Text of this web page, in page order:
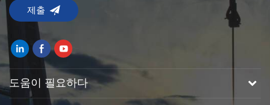
도움이 필요하다